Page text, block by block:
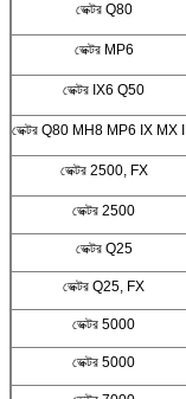
ভেক্টর Q80
ভেক্টর MP6
ভেক্টর IX6 Q50
ভেক্টর Q80 MH8 MP6 IX MX
ভেক্টর 2500, FX
ভেক্টর 2500
ভেক্টর Q25
ভেক্টর Q25, FX
ভেক্টর 5000
ভেক্টর 5000